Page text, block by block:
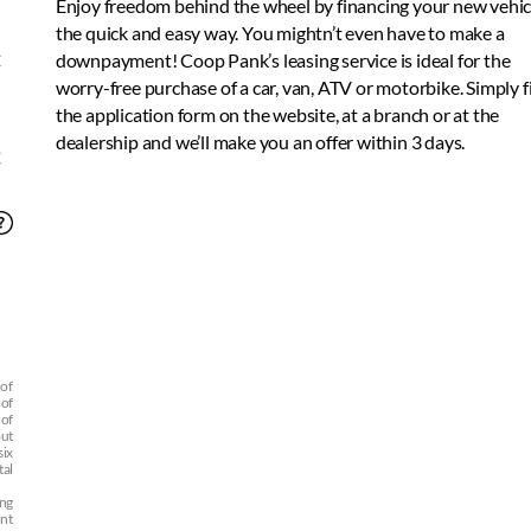
Enjoy freedom behind the wheel by financing your new
the quick and easy way. You mightn’t even have to make a
downpayment! Coop Pank’s leasing service is ideal for the
worry-free purchase of a car, van, ATV or motorbike. Simply
the application form on the website, at a branch or at the
dealership and we’ll make you an offer within 3 days.